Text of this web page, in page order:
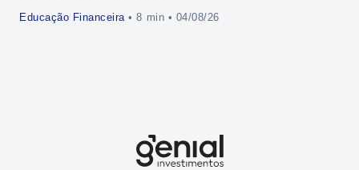
Educação Financeira• • 04/08/26